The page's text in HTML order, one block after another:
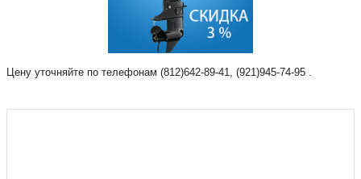
Цену уточняйте по телефонам (812)642-89-41, (921)945-74-95 .